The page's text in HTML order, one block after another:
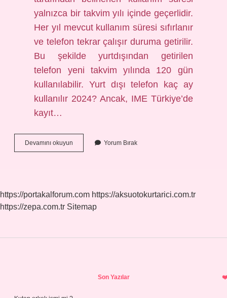
yalnızca bir takvim yılı içinde geçerlidir.
Her yıl mevcut kullanım süresi sıfırlanır
ve telefon tekrar çalışır duruma getirilir.
Bu şekilde yurtdışından getirilen
telefon yeni takvim yılında 120 gün
kullanılabilir. Yurt dışı telefon kaç ay
kullanılır 2024? Ancak, IME Türkiye’de
kayıt…
Devamını okuyun
Telefon
Yorum Bırak
https://portakalforum.com https://aksuotokurtarici.com.tr
https://zepa.com.tr Sitemap
Son Yazılar